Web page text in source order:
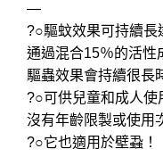
—
?○驅蚊效果可持續長
通過混合15％的活性
驅蟲效果會持續很長
?○可供兒童和成人使
沒有年齡限製或使用
?○它也適用於壁蝨！